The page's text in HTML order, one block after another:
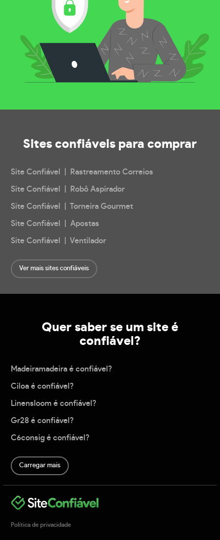
Sites confiáveis para comprar
Site Confiável | Rastreamento Correios
Site Confiável | Robô Aspirador
Site Confiável | Torneira Gourmet
Site Confiável | Apostas
Site Confiável | Ventilador
Ver mais sites confiáveis
Quer saber se um site é
confiável?
Madeiramadeira é confiável?
Ciloa é confiável?
Linensloom é confiável?
Gr28 é confiável?
C6consig é confiável?
Carregar mais
Política de privacidade